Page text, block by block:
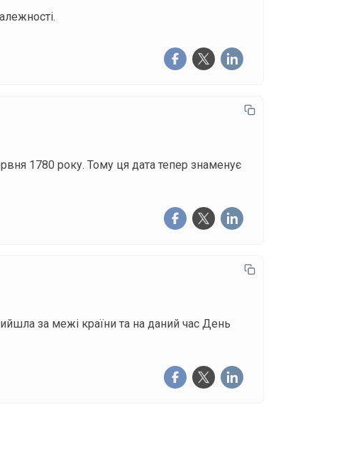
1780 року. Тому ця дата тепер знаменує
за межі країни та на даний час День